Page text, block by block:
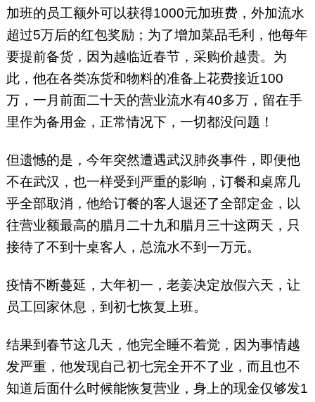
加班的员工额外可以获得1000元加班费，外加流水
超过5万后的红包奖励；为了增加菜品毛利，他每年
要提前备货，因为越临近春节，采购价越贵。为
此，他在各类冻货和物料的准备上花费接近100
万，一月前面二十天的营业流水有40多万，留在手
里作为备用金，正常情况下，一切都没问题！
但遗憾的是，今年突然遭遇武汉肺炎事件，即便他
不在武汉，也一样受到严重的影响，订餐和桌席几
乎全部取消，他给订餐的客人退还了全部定金，以
往营业额最高的腊月二十九和腊月三十这两天，只
接待了不到十桌客人，总流水不到一万元。
疫情不断蔓延，大年初一，老姜决定放假六天，让
员工回家休息，到初七恢复上班。
结果到春节这几天，他完全睡不着觉，因为事情越
发严重，他发现自己初七完全开不了业，而且也不
知道后面什么时候能恢复营业，身上的现金仅够发1